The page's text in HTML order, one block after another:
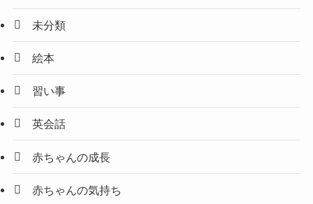
未分類
絵本
習い事
英会話
赤ちゃんの成長
赤ちゃんの気持ち